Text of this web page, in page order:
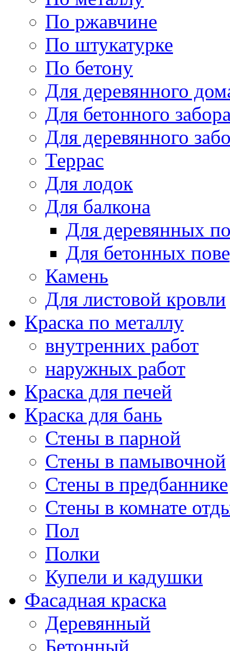
По ржавчине
По штукатурке
По бетону
Для деревянного
Для бетонного
Для деревянного
Террас
Для лодок
Для балкона
Для деревянных
Для бетонных
Камень
Для листовой кровли
Краска по металлу
внутренних работ
наружных работ
Краска для печей
Краска для бань
Стены в парной
Стены в памывочной
Стены в предбаннике
Стены в комнате
Пол
Полки
Купели и кадушки
Фасадная краска
Деревянный
Бетонный